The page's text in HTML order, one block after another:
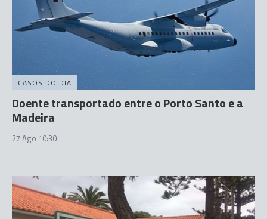
CASOS DO DIA
Doente transportado entre o Porto Santo e a
Madeira
27 Ago 10:30